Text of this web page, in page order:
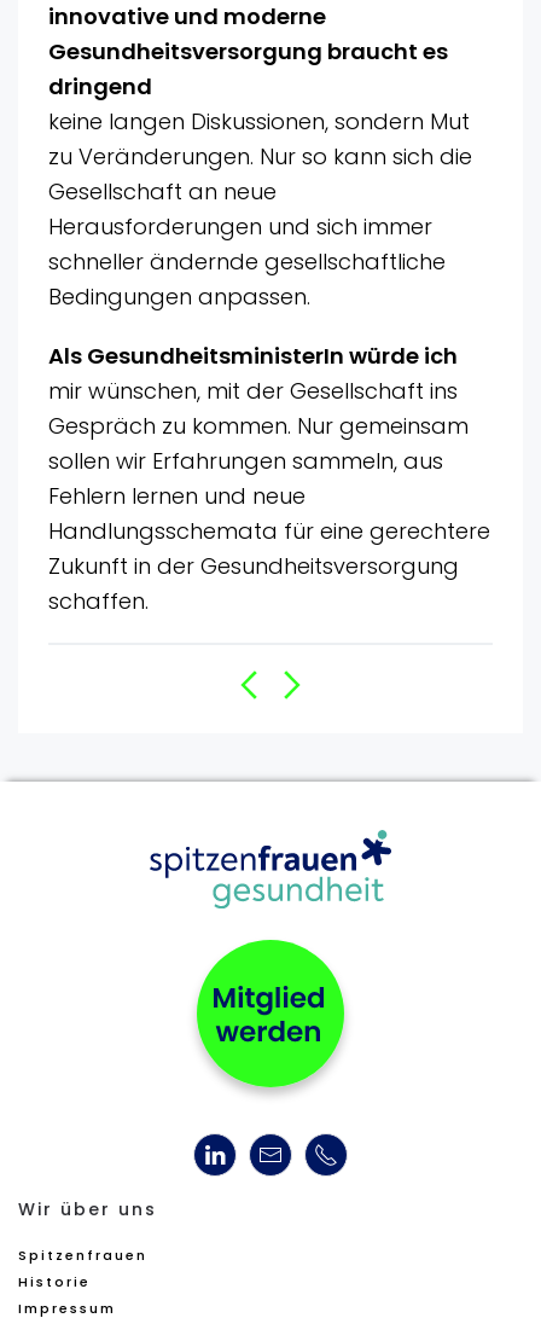
innovative und moderne
Gesundheitsversorgung braucht es
dringend
keine langen Diskussionen, sondern Mut
zu Veränderungen. Nur so kann sich die
Gesellschaft an neue
Herausforderungen und sich immer
schneller ändernde gesellschaftliche
Bedingungen anpassen.
Als GesundheitsministerIn würde ich
mir wünschen, mit der Gesellschaft ins
Gespräch zu kommen. Nur gemeinsam
sollen wir Erfahrungen sammeln, aus
Fehlern lernen und neue
Handlungsschemata für eine gerechtere
Zukunft in der Gesundheitsversorgung
schaffen.
Wir über uns
Spitzenfrauen
Historie
Impressum